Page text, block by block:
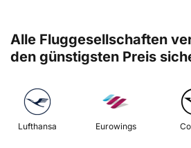
Alle Fluggesellschaften
den günstigsten Preis
Lufthansa Eurowings